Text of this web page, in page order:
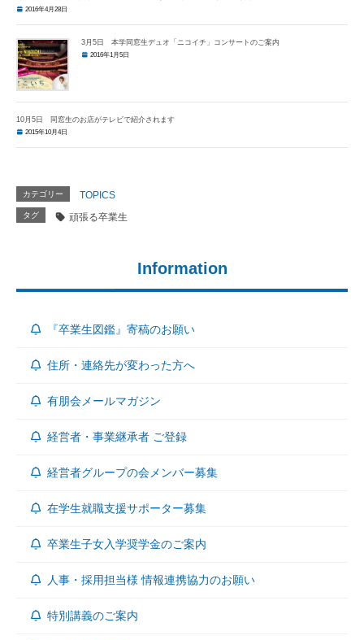
2016年4月28日
3月5日 本学同窓生デュオ「ニコイチ」コンサートのご案内
2016年1月5日
10月5日 同窓生のお店がテレビで紹介されます
2015年10月4日
カテゴリー TOPICS
タグ 頑張る卒業生
Information
『卒業生図鑑』寄稿のお願い
住所・連絡先が変わった方へ
有朋会メールマガジン
経営者・事業継承者 ご登録
経営者グループの会メンバー募集
在学生就職支援サポーター募集
卒業生子女入学奨学金のご案内
人事・採用担当様 情報連携協力のお願い
特別講義のご案内